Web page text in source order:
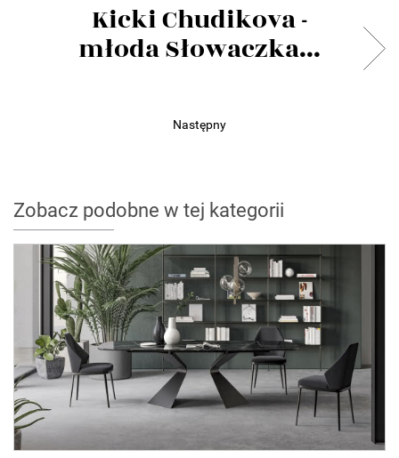
Kicki Chudikova -
młoda Słowaczka...
Następny
Zobacz podobne w tej kategorii